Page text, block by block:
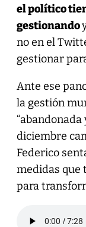
el político
gestionando
no en el
gestionar
Ante ese
la gestión
“abandonada
diciembre
Federico
medidas que
para